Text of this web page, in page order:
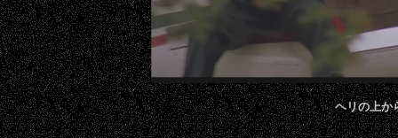
ヘリの上か